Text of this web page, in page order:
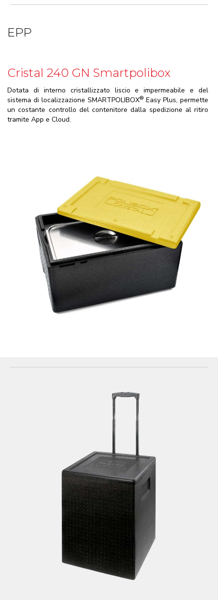
EPP
Cristal 240 GN Smartpolibox
Dotata di interno cristallizzato liscio e impermeabile e del
sistema di localizzazione SMARTPOLIBOX® Easy Plus, permette
un costante controllo del contenitore dalla spedizione al ritiro
tramite App e Cloud.